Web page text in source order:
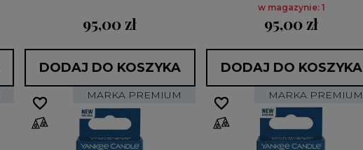
95,00 zł
DODAJ DO KOSZYKA
w magazynie: 1
95,00 zł
DODAJ DO KOSZYKA
MARKA PREMIUM
favorite_border
favorite_border MARKA PREMIUM
favorite_border
favorite_border